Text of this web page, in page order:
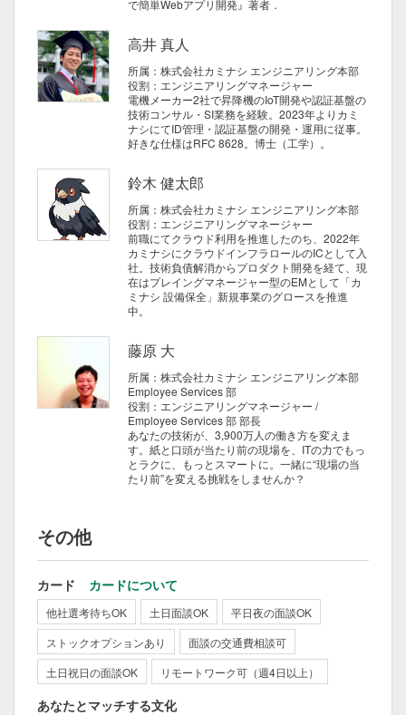
で簡単Webアプリ開発』著者．
高井 真人
所属：株式会社カミナシ エンジニアリング本部
役割：エンジニアリングマネージャー
電機メーカー2社で昇降機のIoT開発や認証基盤の
技術コンサル・SI業務を経験。2023年よりカミ
ナシにてID管理・認証基盤の開発・運用に従事。
好きな仕様はRFC 8628。博士（工学）。
鈴木 健太郎
所属：株式会社カミナシ エンジニアリング本部
役割：エンジニアリングマネージャー
前職にてクラウド利用を推進したのち、2022年
カミナシにクラウドインフラロールのICとして入
社。技術負債解消からプロダクト開発を経て、現
在はプレイングマネージャー型のEMとして「カ
ミナシ 設備保全」新規事業のグロースを推進
中。
藤原 大
所属：株式会社カミナシ エンジニアリング本部
Employee Services 部
役割：エンジニアリングマネージャー /
Employee Services 部 部長
あなたの技術が、3,900万人の働き方を変えま
す。紙と口頭が当たり前の現場を、ITの力でもっ
とラクに、もっとスマートに。一緒に“現場の当
たり前”を変える挑戦をしませんか？
その他
カード カードについて
他社選考待ちOK 土日面談OK
平日夜の面談OK
ストックオプションあり
面談の交通費相談可
土日祝日の面談OK
リモートワーク可（週4日以上）
あなたとマッチする文化